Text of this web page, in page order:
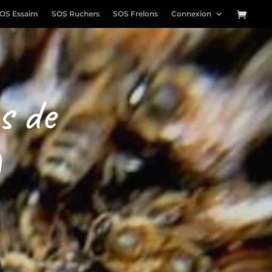
Essaim SOS Ruchers SOS Frelons Connexion
de